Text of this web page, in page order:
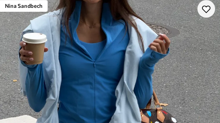
Nina Sandbech